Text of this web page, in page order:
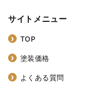
サイトメニュー
TOP
塗装価格
よくある質問